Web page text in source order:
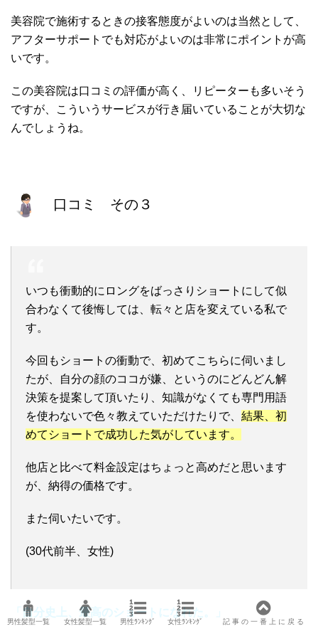
美容院で施術するときの接客態度がよいのは当然として、
アフターサポートでも対応がよいのは非常にポイントが高
いです。
この美容院は口コミの評価が高く、リピーターも多いそう
ですが、こういうサービスが行き届いていることが大切な
んでしょうね。
口コミ その３
いつも衝動的にロングをばっさりショートにして似
合わなくて後悔しては、転々と店を変えている私で
す。
今回もショートの衝動で、初めてこちらに伺いまし
たが、自分の顔のココが嫌、というのにどんどん解
決策を提案して頂いたり、知識がなくても専門用語
を使わないで色々教えていただけたりで、 結果、初
めてショートで成功した気がしています。
他店と比べて料金設定はちょっと高めだと思います
が、納得の価格です。
また伺いたいです。
(30代前半、女性)
「自分史上、最高のショートになれた。」
男性髪型一覧 女性髪型一覧 男性ﾗﾝｷﾝｸﾞ 女性ﾗﾝｷﾝｸﾞ 記 事 の 一 番 上 に 戻 る